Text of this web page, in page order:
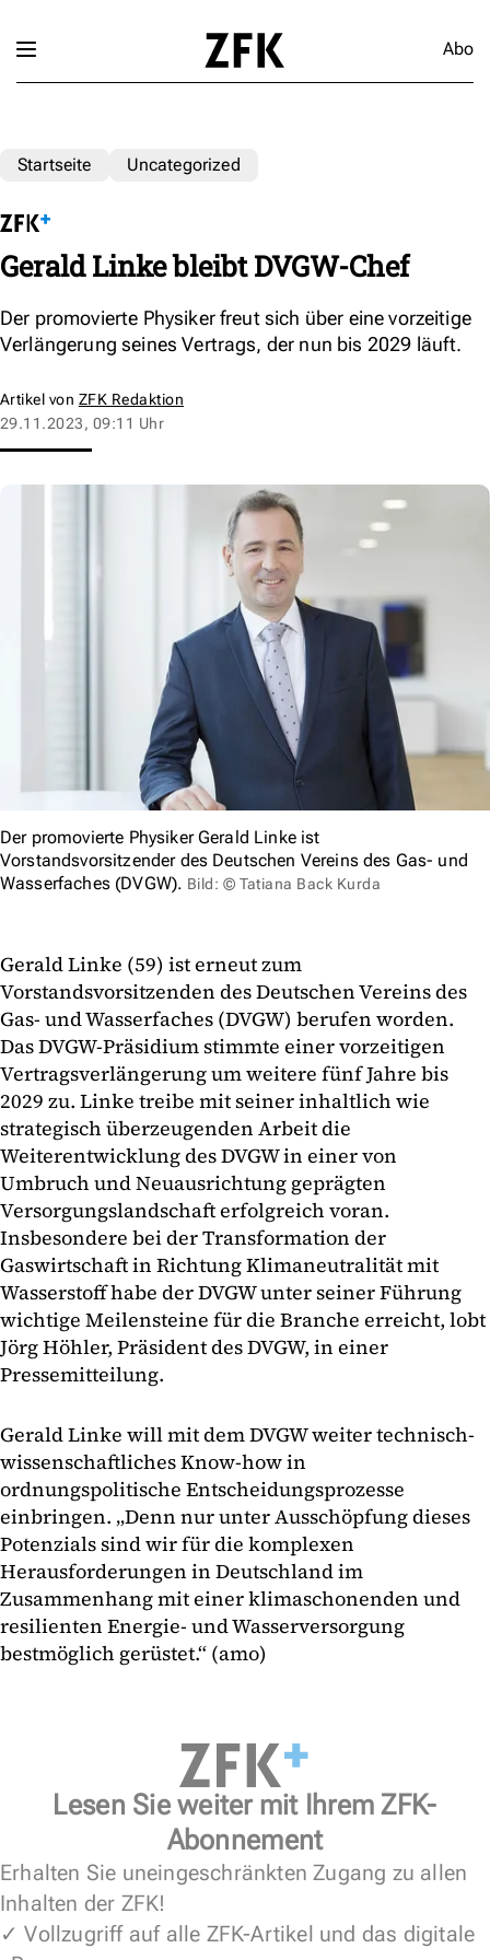
Abo
Startseite Uncategorized
Gerald Linke bleibt DVGW-Chef
Der promovierte Physiker freut sich über eine vorzeitige
Verlängerung seines Vertrags, der nun bis 2029 läuft.
Artikel von ZFK Redaktion
29.11.2023, 09:11 Uhr
Der promovierte Physiker Gerald Linke ist
Vorstandsvorsitzender des Deutschen Vereins des Gas- und
Wasserfaches (DVGW). Bild: © Tatiana Back Kurda
Gerald Linke (59) ist erneut zum
Vorstandsvorsitzenden des Deutschen Vereins des
Gas- und Wasserfaches (DVGW) berufen worden.
Das DVGW-Präsidium stimmte einer vorzeitigen
Vertragsverlängerung um weitere fünf Jahre bis
2029 zu. Linke treibe mit seiner inhaltlich wie
strategisch überzeugenden Arbeit die
Weiterentwicklung des DVGW in einer von
Umbruch und Neuausrichtung geprägten
Versorgungslandschaft erfolgreich voran.
Insbesondere bei der Transformation der
Gaswirtschaft in Richtung Klimaneutralität mit
Wasserstoff habe der DVGW unter seiner Führung
wichtige Meilensteine für die Branche erreicht, lobt
Jörg Höhler, Präsident des DVGW, in einer
Pressemitteilung.
Gerald Linke will mit dem DVGW weiter technisch-
wissenschaftliches Know-how in
ordnungspolitische Entscheidungsprozesse
einbringen. „Denn nur unter Ausschöpfung dieses
Potenzials sind wir für die komplexen
Herausforderungen in Deutschland im
Zusammenhang mit einer klimaschonenden und
resilienten Energie- und Wasserversorgung
bestmöglich gerüstet.“ (amo)
Lesen Sie weiter mit Ihrem ZFK-
Abonnement
Erhalten Sie uneingeschränkten Zugang zu allen
Inhalten der ZFK!
✓ Vollzugriff auf alle ZFK-Artikel und das digitale